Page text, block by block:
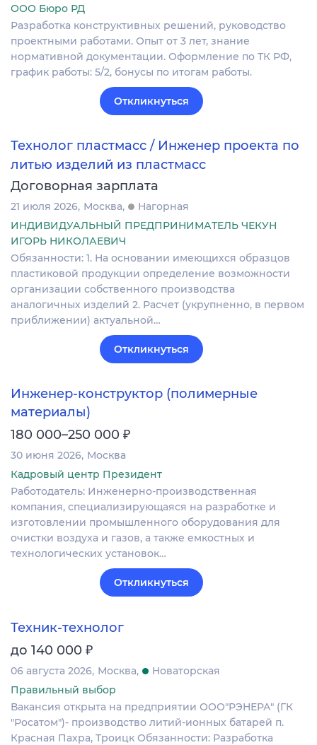
ООО Бюро РД
Разработка конструктивных решений, руководство
проектными работами. Опыт от 3 лет, знание
нормативной документации. Оформление по ТК РФ,
график работы: 5/2, бонусы по итогам работы.
Откликнуться
Технолог пластмасс / Инженер проекта по
литью изделий из пластмасс
Договорная зарплата
21 июля 2026 Москва
Нагорная
ИНДИВИДУАЛЬНЫЙ ПРЕДПРИНИМАТЕЛЬ ЧЕКУН
ИГОРЬ НИКОЛАЕВИЧ
Обязанности: 1. На основании имеющихся образцов
пластиковой продукции определение возможности
организации собственного производства
аналогичных изделий 2. Расчет (укрупненно, в первом
приближении) актуальной…
Откликнуться
Инженер-конструктор (полимерные
материалы)
180 000–250 000 ₽
30 июня 2026 Москва
Кадровый центр Президент
Работодатель: Инженерно-производственная
компания, специализирующаяся на разработке и
изготовлении промышленного оборудования для
очистки воздуха и газов, а также емкостных и
технологических установок…
Откликнуться
Техник-технолог
до 140 000 ₽
06 августа 2026 Москва
Новаторская
Правильный выбор
Вакансия открыта на предприятии ООО"РЭНЕРА" (ГК
"Росатом")- производство литий-ионных батарей п.
Красная Пахра, Троицк Обязанности: Разработка